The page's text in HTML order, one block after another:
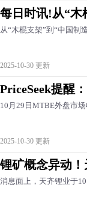
每日时讯!从“
从“木棍支架”到“中国
2025-10-30 更新
PriceSeek提醒
10月29日MTBE外盘市
2025-10-30 更新
锂矿概念异动
消息面上，天齐锂业于